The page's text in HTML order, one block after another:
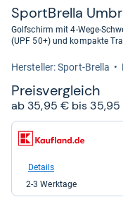
Sport­Brella
Golfschirm mit 4-Wege-
(UPF 50+) und kompakte
Her­stel­ler: Sport-Brella
Preis­ver­gleich
ab 35,95 € bis
zum
Shop:
Kaufland.de
35,95
Details
2-3 Werktage